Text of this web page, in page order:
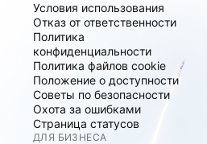
Условия использования
Отказ от ответственности
Политика
конфиденциальности
Политика файлов cookie
Положение о доступности
Советы по безопасности
Охота за ошибками
Страница статусов
ДЛЯ БИЗНЕСА